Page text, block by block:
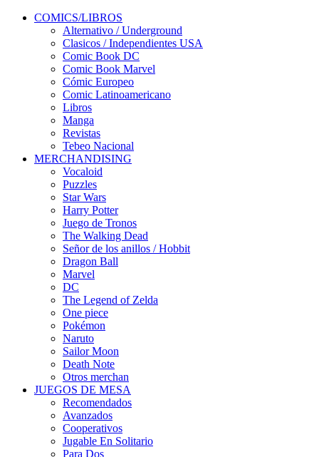
COMICS/LIBROS
Alternativo / Underground
Clasicos / Independientes USA
Comic Book DC
Comic Book Marvel
Cómic Europeo
Comic Latinoamericano
Libros
Manga
Revistas
Tebeo Nacional
MERCHANDISING
Vocaloid
Puzzles
Star Wars
Harry Potter
Juego de Tronos
The Walking Dead
Señor de los anillos / Hobbit
Dragon Ball
Marvel
DC
The Legend of Zelda
One piece
Pokémon
Naruto
Sailor Moon
Death Note
Otros merchan
JUEGOS DE MESA
Recomendados
Avanzados
Cooperativos
Jugable En Solitario
Para Dos